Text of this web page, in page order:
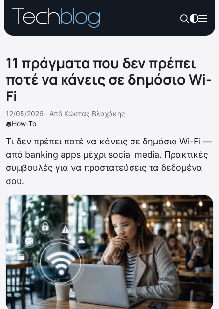
11 πράγματα που δεν πρέπει
ποτέ να κάνεις σε δημόσιο Wi-
Fi
How-To
12/05/2026 · Από Κώστας Βλαχάκης
Τι δεν πρέπει ποτέ να κάνεις σε δημόσιο Wi-Fi —
από banking apps μέχρι social media. Πρακτικές
συμβουλές για να προστατεύσεις τα δεδομένα
σου.